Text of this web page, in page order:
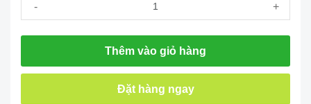
- +
Thêm vào giỏ hàng
Đặt hàng ngay